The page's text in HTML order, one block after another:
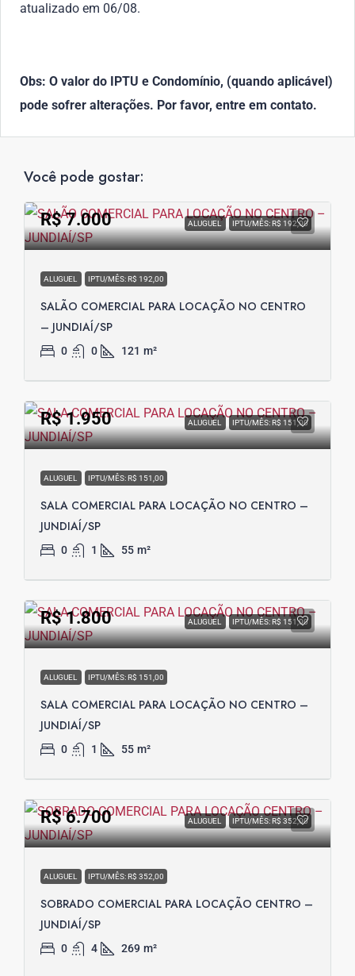
atualizado em 06/08.
Obs: O valor do IPTU e Condomínio, (quando aplicável)
pode sofrer alterações. Por favor, entre em contato.
Você pode gostar:
ALUGUEL IPTU/MÊS: R$ 192,00
R$ 7.000
ALUGUEL IPTU/MÊS: R$ 192,00
SALÃO COMERCIAL PARA LOCAÇÃO NO CENTRO
– JUNDIAÍ/SP
0 0 121 m²
ALUGUEL IPTU/MÊS: R$ 151,00
R$ 1.950
ALUGUEL IPTU/MÊS: R$ 151,00
SALA COMERCIAL PARA LOCAÇÃO NO CENTRO –
JUNDIAÍ/SP
0 1 55 m²
ALUGUEL IPTU/MÊS: R$ 151,00
R$ 1.800
ALUGUEL IPTU/MÊS: R$ 151,00
SALA COMERCIAL PARA LOCAÇÃO NO CENTRO –
JUNDIAÍ/SP
0 1 55 m²
ALUGUEL IPTU/MÊS: R$ 352,00
R$ 6.700
ALUGUEL IPTU/MÊS: R$ 352,00
SOBRADO COMERCIAL PARA LOCAÇÃO CENTRO –
JUNDIAÍ/SP
0 4 269 m²